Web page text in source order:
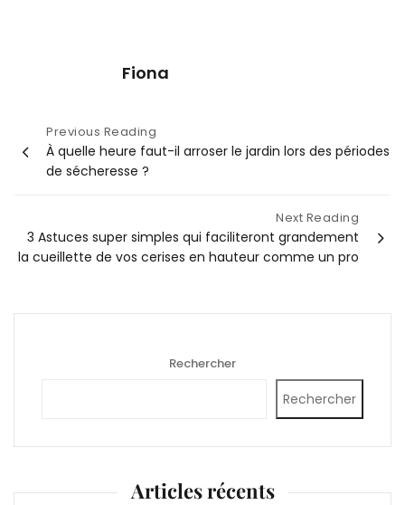
Fiona
Navigation
de
l’article
Previous Reading
À quelle heure faut-il arroser le jardin lors des périodes
de sécheresse ?
Next Reading
3 Astuces super simples qui faciliteront grandement
la cueillette de vos cerises en hauteur comme un pro
Rechercher
Rechercher
Articles récents